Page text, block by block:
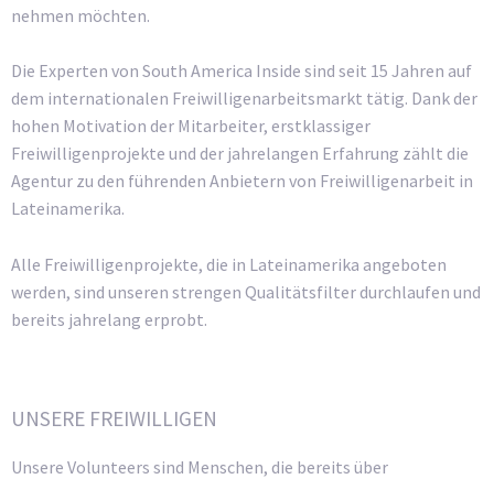
nehmen möchten.
Die Experten von South America Inside sind seit 15 Jahren auf
dem internationalen Freiwilligenarbeitsmarkt tätig. Dank der
hohen Motivation der Mitarbeiter, erstklassiger
Freiwilligenprojekte und der jahrelangen Erfahrung zählt die
Agentur zu den führenden Anbietern von Freiwilligenarbeit in
Lateinamerika.
Alle Freiwilligenprojekte, die in Lateinamerika angeboten
werden, sind unseren strengen Qualitätsfilter durchlaufen und
bereits jahrelang erprobt.
UNSERE FREIWILLIGEN
Unsere Volunteers sind Menschen, die bereits über